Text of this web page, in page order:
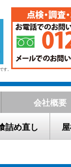
す。
会社概要
詰め直し